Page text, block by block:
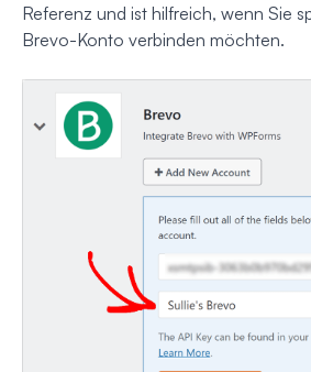
Referenz und ist hilfreich, wenn Sie
Brevo-Konto verbinden möchten.